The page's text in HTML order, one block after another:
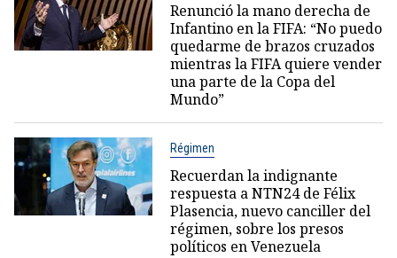
Renunció la mano derecha de
Infantino en la FIFA: “No puedo
quedarme de brazos cruzados
mientras la FIFA quiere vender
una parte de la Copa del
Mundo”
Régimen
Recuerdan la indignante
respuesta a NTN24 de Félix
Plasencia, nuevo canciller del
régimen, sobre los presos
políticos en Venezuela